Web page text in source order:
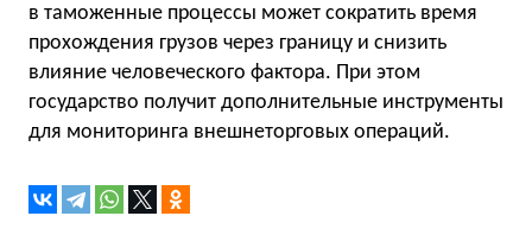
в таможенные процессы может сократить время
прохождения грузов через границу и снизить
влияние человеческого фактора. При этом
государство получит дополнительные инструменты
для мониторинга внешнеторговых операций.